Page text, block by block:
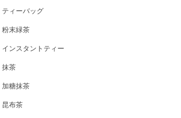
ティーバッグ
粉末緑茶
インスタントティー
抹茶
加糖抹茶
昆布茶